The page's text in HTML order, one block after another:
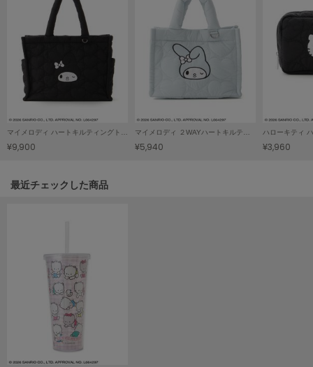
Stylevoice for xxx
スタイルヴォイスフォー
SUICOKE
SUPERGA
スペルガ
swanë
スワネ
トーアンドトー
The Barnnet
ザバーネット
THE NORTH FACE
¥9,900 ¥5,940 ¥3,960
関連記事
最近チェックした商品